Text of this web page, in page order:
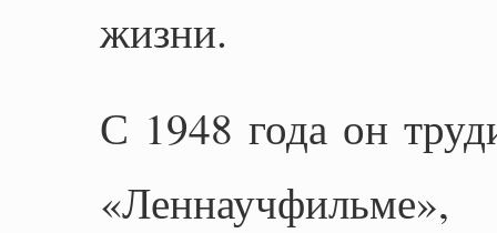
жизни.
С 1948 года он